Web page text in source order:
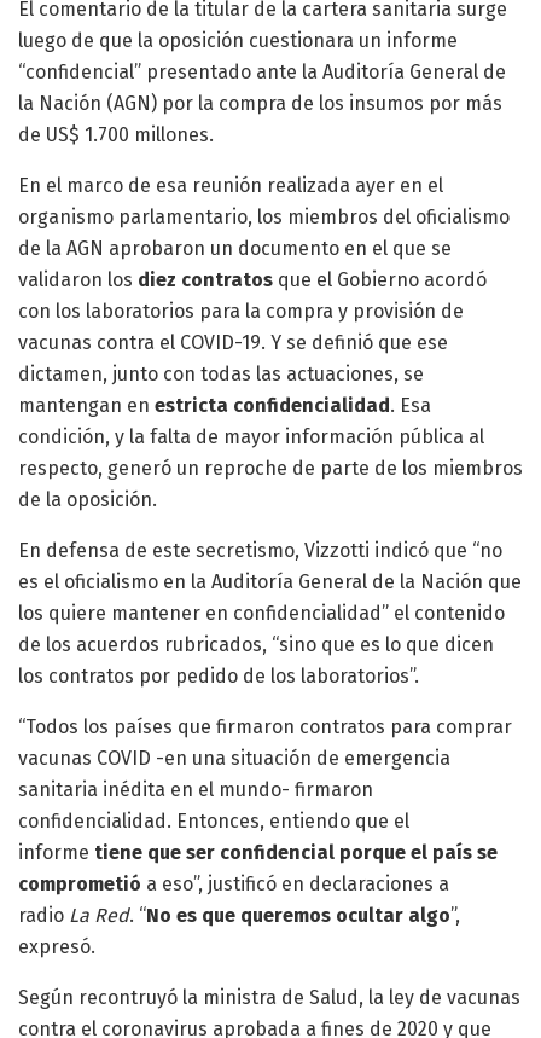
El comentario de la titular de la cartera sanitaria surge
luego de que la oposición cuestionara un informe
“confidencial” presentado ante la Auditoría General de
la Nación (AGN) por la compra de los insumos por más
de US$ 1.700 millones.
En el marco de esa reunión realizada ayer en el
organismo parlamentario, los miembros del oficialismo
de la AGN aprobaron un documento en el que se
validaron los diez contratos que el Gobierno acordó
con los laboratorios para la compra y provisión de
vacunas contra el COVID-19. Y se definió que ese
dictamen, junto con todas las actuaciones, se
mantengan en estricta confidencialidad. Esa
condición, y la falta de mayor información pública al
respecto, generó un reproche de parte de los miembros
de la oposición.
En defensa de este secretismo, Vizzotti indicó que “no
es el oficialismo en la Auditoría General de la Nación que
los quiere mantener en confidencialidad” el contenido
de los acuerdos rubricados, “sino que es lo que dicen
los contratos por pedido de los laboratorios”.
“Todos los países que firmaron contratos para comprar
vacunas COVID -en una situación de emergencia
sanitaria inédita en el mundo- firmaron
confidencialidad. Entonces, entiendo que el
informe tiene que ser confidencial porque el país se
comprometió a eso”, justificó en declaraciones a
radio La Red. “No es que queremos ocultar algo”,
expresó.
Según recontruyó la ministra de Salud, la ley de vacunas
contra el coronavirus aprobada a fines de 2020 y que